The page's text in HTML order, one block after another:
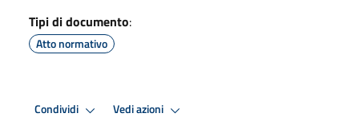
Tipi di documento:
Atto normativo
Condividi Vedi azioni